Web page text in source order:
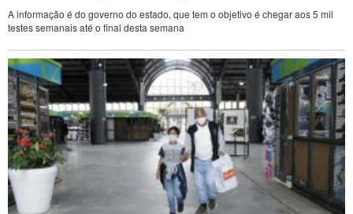
A informação é do governo do estado, que tem o objetivo é chegar aos 5 mil
testes semanais até o final desta semana